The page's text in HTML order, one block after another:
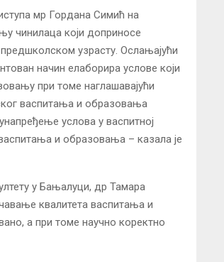
мр Гордана Симић на
чинилаца који доприносе
узрасту. Ослањајући
начин елаборира услове који
при томе наглашавајући
васпитања и образовања
услова у васпитној
и образовања – казала је
у Бањалуци, др Тамара
квалитета васпитања и
а при томе научно коректно